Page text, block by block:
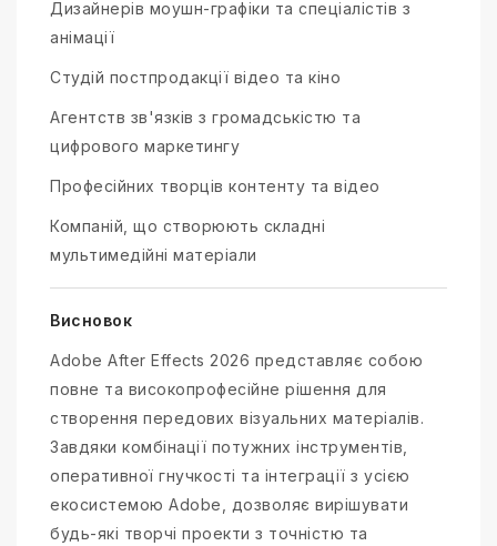
Дизайнерів моушн-графіки та спеціалістів з
анімації
Студій постпродакції відео та кіно
Агентств зв'язків з громадськістю та
цифрового маркетингу
Професійних творців контенту та відео
Компаній, що створюють складні
мультимедійні матеріали
Висновок
Adobe After Effects 2026 представляє собою
повне та високопрофесійне рішення для
створення передових візуальних матеріалів.
Завдяки комбінації потужних інструментів,
оперативної гнучкості та інтеграції з усією
екосистемою Adobe, дозволяє вирішувати
будь-які творчі проекти з точністю та